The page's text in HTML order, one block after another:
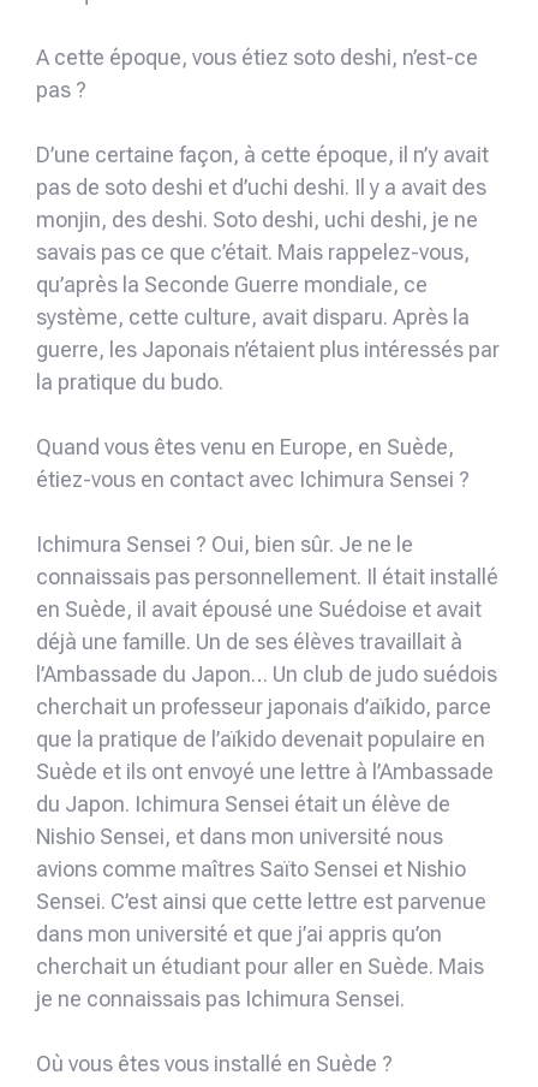
A cette époque, vous étiez soto deshi, n’est-ce
pas ?
D’une certaine façon, à cette époque, il n’y avait
pas de soto deshi et d’uchi deshi. Il y a avait des
monjin, des deshi. Soto deshi, uchi deshi, je ne
savais pas ce que c’était. Mais rappelez-vous,
qu’après la Seconde Guerre mondiale, ce
système, cette culture, avait disparu. Après la
guerre, les Japonais n’étaient plus intéressés par
la pratique du budo.
Quand vous êtes venu en Europe, en Suède,
étiez-vous en contact avec Ichimura Sensei ?
Ichimura Sensei ? Oui, bien sûr. Je ne le
connaissais pas personnellement. Il était installé
en Suède, il avait épousé une Suédoise et avait
déjà une famille. Un de ses élèves travaillait à
l’Ambassade du Japon… Un club de judo suédois
cherchait un professeur japonais d’aïkido, parce
que la pratique de l’aïkido devenait populaire en
Suède et ils ont envoyé une lettre à l’Ambassade
du Japon. Ichimura Sensei était un élève de
Nishio Sensei, et dans mon université nous
avions comme maîtres Saïto Sensei et Nishio
Sensei. C’est ainsi que cette lettre est parvenue
dans mon université et que j’ai appris qu’on
cherchait un étudiant pour aller en Suède. Mais
je ne connaissais pas Ichimura Sensei.
Où vous êtes vous installé en Suède ?